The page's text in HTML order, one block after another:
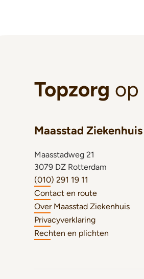
Topzorg op
Maasstad Ziekenhuis
Maasstadweg 21
3079 DZ Rotterdam
(010) 291 19 11
Contact en route
Over Maasstad Ziekenhuis
Privacyverklaring
Rechten en plichten